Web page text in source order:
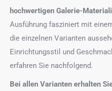
hochwertigen Galerie-
Ausführung fasziniert mit
die einzelnen Varianten
Einrichtungsstil und
erfahren Sie nachfolgend.
Bei allen Varianten erhalten